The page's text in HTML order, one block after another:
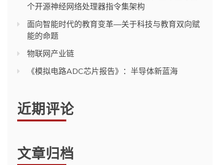
个开源神经网络处理器指令集架构
面向智能时代的教育变革—关于科技与教育双向赋
能的命题
物联网产业链
《模拟电路ADC芯片报告》：半导体新蓝海
近期评论
文章归档